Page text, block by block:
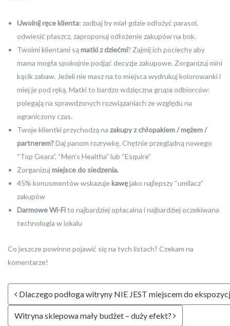
Uwolnij ręce klienta: zadbaj by miał gdzie odłożyć parasol,
odwiesić płaszcz, zaproponuj odłożenie zakupów na bok.
Twoimi klientami sąmatki z dziećmi? Zajmij ich pociechy aby
mama mogła spokojnie podjąć decyzje zakupowe. Zorganizuj mini
kącik zabaw. Jeżeli nie masz na to miejsca wydrukuj kolorowanki i
miej je pod ręką. Matki to bardzo wdzięczna grupa odbiorców:
polegają na sprawdzonych rozwiązaniach ze względu na
ograniczony czas.
Twoje klientki przychodzą na zakupy z chłopakiem / mężem /
partnerem?Daj panom rozrywkę. Chętnie przeglądną nowego
“Top Geara”, “Men’s Healtha” lub “Esquire”
Zorganizujmiejsce do siedzenia.
45% konusmentów wskazujekawęjako najlepszy “umilacz”
zakupów
Darmowe Wi-Fito najbardziej opłacalna i najbardziej oczekiwana
technologia w lokalu
Co jeszcze powinno pojawić się na tych listach? Czekam na
komentarze!
Post navigation
Dlaczego podłoga witryny NIE JEST miejscem do
Witryna sklepowa mały budżet – duży efekt?